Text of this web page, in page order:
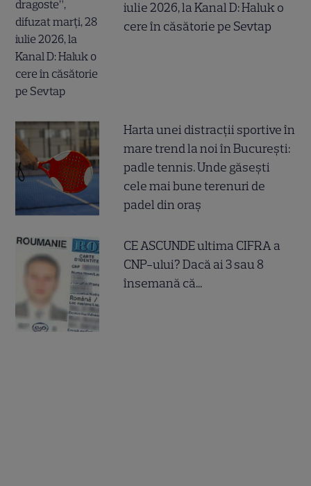
iulie 2026, la Kanal D: Haluk o
cere în căsătorie pe Sevtap
Harta unei distracții sportive în
mare trend la noi în București:
padle tennis. Unde găsești
cele mai bune terenuri de
padel din oraș
CE ASCUNDE ultima CIFRA a
CNP-ului? Dacă ai 3 sau 8
însemană că...